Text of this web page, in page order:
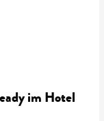
im Hotel